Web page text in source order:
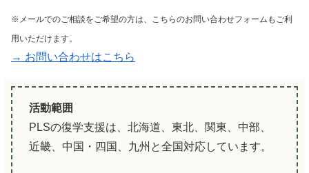
※メールでのご相談をご希望の方は、こちらのお問い合わせフォームもご利
用いただけます。
→ お問い合わせはこちら
活動範囲
PLSの復学支援は、北海道、東北、関東、中部、
近畿、中国・四国、九州と全国対応しています。